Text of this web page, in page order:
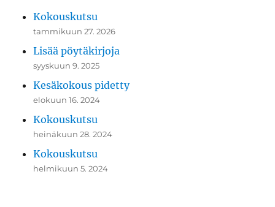
Kokouskutsu
tammikuun 27. 2026
Lisää pöytäkirjoja
syyskuun 9. 2025
Kesäkokous pidetty
elokuun 16. 2024
Kokouskutsu
heinäkuun 28. 2024
Kokouskutsu
helmikuun 5. 2024